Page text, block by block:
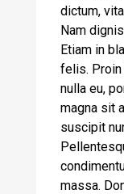
dictum,
Nam
Etiam in
felis. Proin
nulla eu,
magna sit
suscipit
massa.